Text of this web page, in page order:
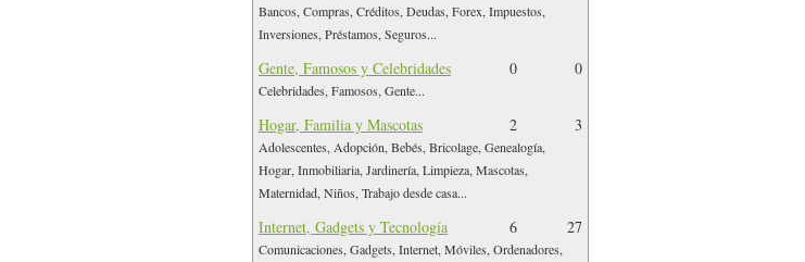
Bancos, Compras, Créditos, Deudas, Forex, Impuestos,
Inversiones, Préstamos, Seguros...
Gente, Famosos y Celebridades 0 0
Celebridades, Famosos, Gente...
Hogar, Familia y Mascotas 2 3
Adolescentes, Adopción, Bebés, Bricolage, Genealogía,
Hogar, Inmobiliaria, Jardinería, Limpieza, Mascotas,
Maternidad, Niños, Trabajo desde casa...
Internet, Gadgets y Tecnología 6 27
Comunicaciones, Gadgets, Internet, Móviles, Ordenadores,